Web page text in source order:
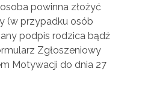
powinna złożyć
(w przypadku osób
podpis rodzica bądź
Zgłoszeniowy
Motywacji do dnia 27